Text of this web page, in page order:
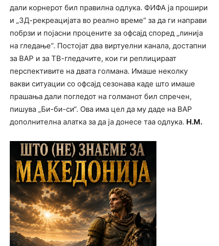
дали корнерот бил правилна одлука. ФИФА ја прошири
и „3Д-рекреацијата во реално време“ за да ги направи
побрзи и појасни процените за офсајд според „линија
на гледање“. Постојат два виртуелни канала, достапни
за ВАР и за ТВ-гледачите, кои ги реплицираат
перспективите на двата голмана. Имаше неколку
вакви ситуации со офсајд сезонава каде што имаше
прашања дали погледот на голманот бил спречен,
пишува „Би-би-си“. Ова има цел да му даде на ВАР
дополнителна алатка за да ја донесе таа одлука. Н.М.